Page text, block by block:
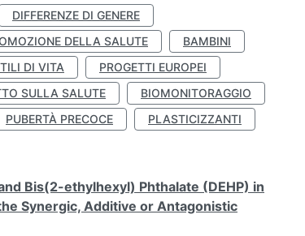
DIFFERENZE DI GENERE
DELLA SALUTE
BAMBINI
DI VITA
PROGETTI EUROPEI
SULLA SALUTE
BIOMONITORAGGIO
PUBERTÀ PRECOCE
PLASTICIZZANTI
Bis(2-ethylhexyl) Phthalate (DEHP) in
Synergic, Additive or Antagonistic